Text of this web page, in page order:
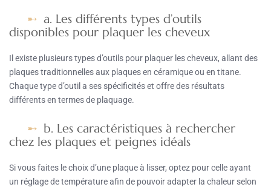
a. Les différents types d’outils
disponibles pour plaquer les cheveux
Il existe plusieurs types d’outils pour plaquer les cheveux, allant des
plaques traditionnelles aux plaques en céramique ou en titane.
Chaque type d’outil a ses spécificités et offre des résultats
différents en termes de plaquage.
b. Les caractéristiques à rechercher
chez les plaques et peignes idéals
Si vous faites le choix d’une plaque à lisser, optez pour celle ayant
un réglage de température afin de pouvoir adapter la chaleur selon